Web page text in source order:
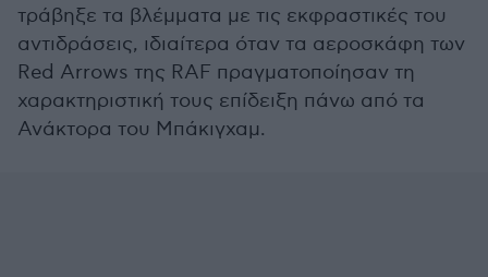
τράβηξε τα βλέμματα με τις εκφραστικές του
αντιδράσεις, ιδιαίτερα όταν τα αεροσκάφη των
Red Arrows της RAF πραγματοποίησαν τη
χαρακτηριστική τους επίδειξη πάνω από τα
Ανάκτορα του Μπάκιγχαμ.